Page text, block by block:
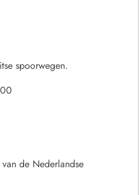
spoorwegen.
de Nederlandse